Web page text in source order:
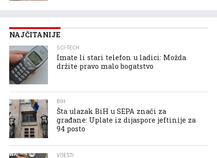
NAJČITANIJE
SCI-TECH
Imate li stari telefon u ladici: Možda
držite pravo malo bogatstvo
BIH
Šta ulazak BiH u SEPA znači za
građane: Uplate iz dijaspore jeftinije za
94 posto
VIJESTI